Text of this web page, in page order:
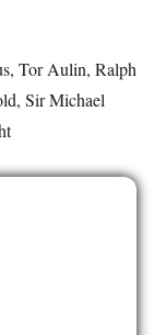
Tor Aulin, Ralph
Sir Michael